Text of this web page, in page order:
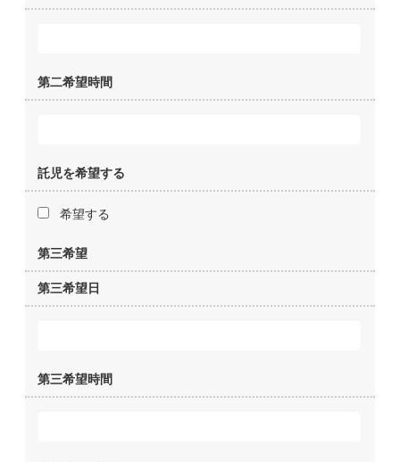
第二希望時間
託児を希望する
希望する
第三希望
第三希望日
第三希望時間